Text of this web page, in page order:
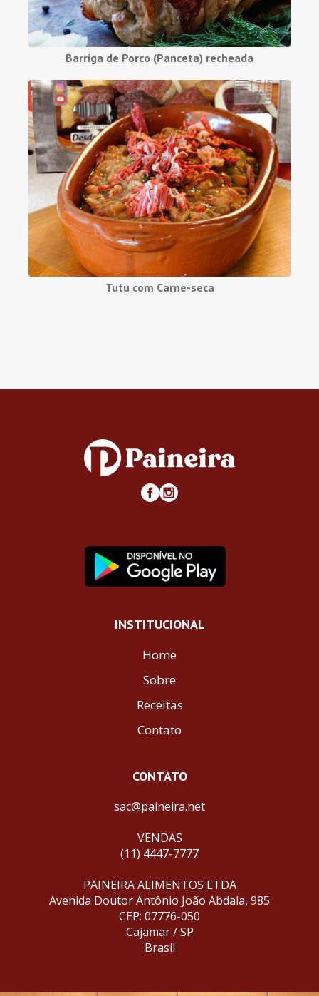
Barriga de Porco (Panceta) recheada
Tutu com Carne-seca
INSTITUCIONAL
Home
Sobre
Receitas
Contato
CONTATO
sac@paineira.net
VENDAS
(11) 4447-7777
PAINEIRA ALIMENTOS LTDA
Avenida Doutor Antônio João Abdala, 985
CEP: 07776-050
Cajamar / SP
Brasil